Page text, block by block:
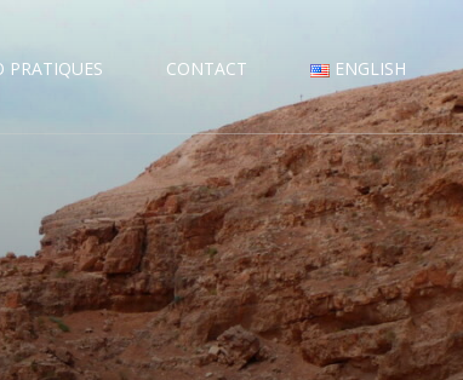
PRATIQUES CONTACT ENGLISH